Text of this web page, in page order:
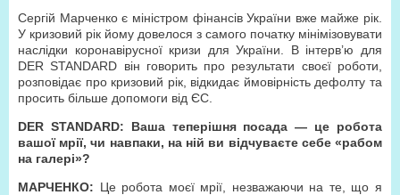
Сергій Марченко є міністром фінансів України вже майже рік.
У кризовий рік йому довелося з самого початку мінімізовувати
наслідки коронавірусної кризи для України. В інтерв’ю для
DER STANDARD він говорить про результати своєї роботи,
розповідає про кризовий рік, відкидає ймовірність дефолту та
просить більше допомоги від ЄС.
DER STANDARD: Ваша теперішня посада — це робота
вашої мрії, чи навпаки, на ній ви відчуваєте себе «рабом
на галері»?
МАРЧЕНКО: Це робота моєї мрії, незважаючи на те, що я